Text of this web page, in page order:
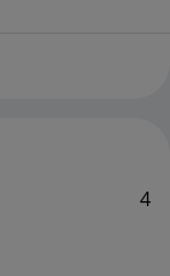
4